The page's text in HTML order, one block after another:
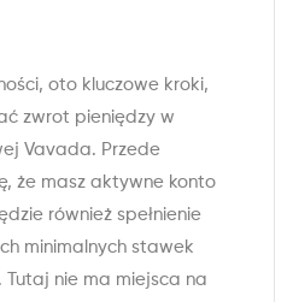
oto kluczowe kroki,
zwrot pieniędzy w
Vavada. Przede
że masz aktywne konto
również spełnienie
minimalnych stawek
Tutaj nie ma miejsca na